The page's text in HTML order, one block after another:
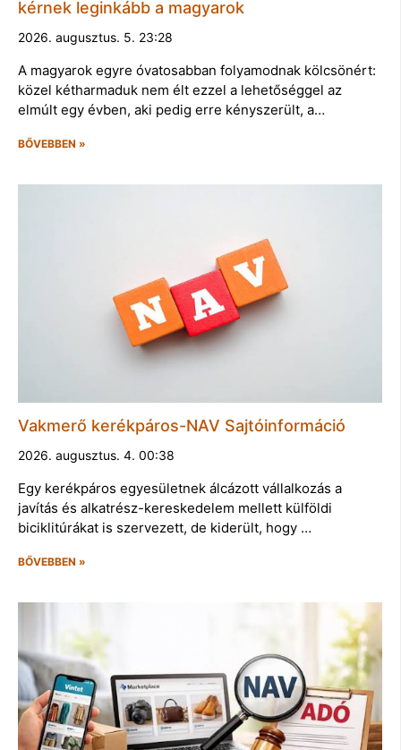
kérnek leginkább a magyarok
2026. augusztus. 5. 23:28
A magyarok egyre óvatosabban folyamodnak kölcsönért:
közel kétharmaduk nem élt ezzel a lehetőséggel az
elmúlt egy évben, aki pedig erre kényszerült, a…
BŐVEBBEN »
Vakmerő kerékpáros-NAV Sajtóinformáció
2026. augusztus. 4. 00:38
Egy kerékpáros egyesületnek álcázott vállalkozás a
javítás és alkatrész-kereskedelem mellett külföldi
biciklitúrákat is szervezett, de kiderült, hogy …
BŐVEBBEN »